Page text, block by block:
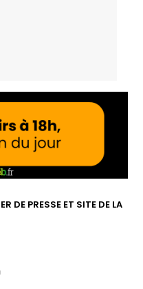
DE PRESSE ET SITE DE LA